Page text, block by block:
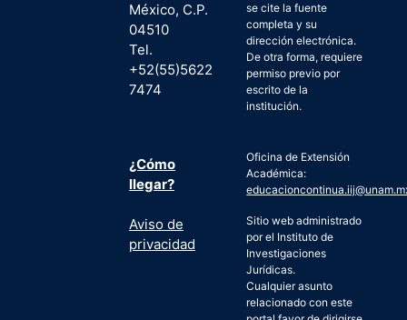
México, C.P.
04510
Tel.
+52(55)5622
7474
¿Cómo
llegar?
Aviso de
privacidad
se cite la fuente
completa y su
dirección electrónica.
De otra forma, requiere
permiso previo por
escrito de la
institución.
Oficina de Extensión
Académica:
Sitio web administrado
por el Instituto de
Investigaciones
Jurídicas.
Cualquier asunto
relacionado con este